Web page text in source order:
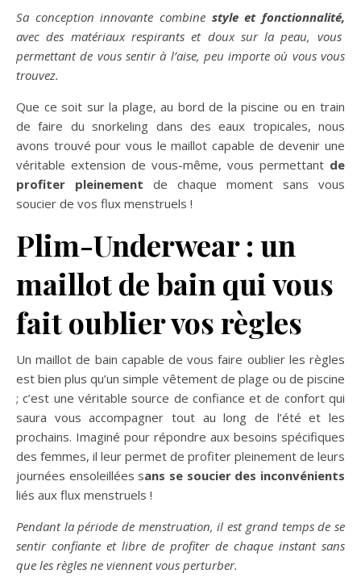
Sa conception innovante combine style et fonctionnalité,
avec des matériaux respirants et doux sur la peau, vous
permettant de vous sentir à l’aise, peu importe où vous vous
trouvez.
Que ce soit sur la plage, au bord de la piscine ou en train
de faire du snorkeling dans des eaux tropicales, nous
avons trouvé pour vous le maillot capable de devenir une
véritable extension de vous-même, vous permettant de
profiter pleinement de chaque moment sans vous
soucier de vos flux menstruels !
Plim-Underwear : un
maillot de bain qui vous
fait oublier vos règles
Un maillot de bain capable de vous faire oublier les règles
est bien plus qu’un simple vêtement de plage ou de piscine
; c’est une véritable source de confiance et de confort qui
saura vous accompagner tout au long de l’été et les
prochains. Imaginé pour répondre aux besoins spécifiques
des femmes, il leur permet de profiter pleinement de leurs
journées ensoleillées sans se soucier des inconvénients
liés aux flux menstruels !
Pendant la période de menstruation, il est grand temps de se
sentir confiante et libre de profiter de chaque instant sans
que les règles ne viennent vous perturber.